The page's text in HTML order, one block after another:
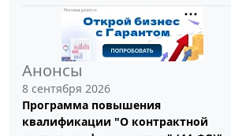
Анонсы
8 сентября 2026
Программа повышения
квалификации "О контрактной